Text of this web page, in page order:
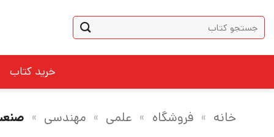
content
جستجو
برای:
خرید کتاب
خانه » فروشگاه » علمی » مهندسی »